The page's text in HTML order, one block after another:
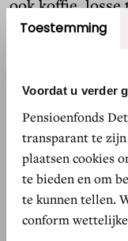
Toestemming
Voordat u verder
Pensioenfonds
transparant te
plaatsen cookies
te bieden en om
te kunnen tellen.
conform
ook koffie, losse
biologische en
veelal uit ’t
Klanten vinden
herkomst van
hebben klanten
kaas naar